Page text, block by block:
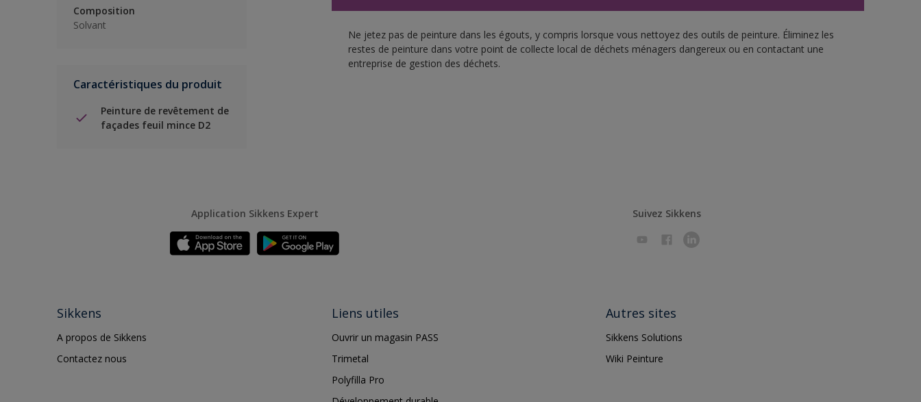
Composition
Solvant
Caractéristiques du produit
Peinture de revêtement de
façades feuil mince D2
Ne jetez pas de peinture dans les égouts, y compris lorsque vous nettoyez des outils de peinture. Éliminez les
restes de peinture dans votre point de collecte local de déchets ménagers dangereux ou en contactant une
entreprise de gestion des déchets.
Application Sikkens Expert Suivez Sikkens
Sikkens
A propos de Sikkens
Contactez nous
Liens utiles
Ouvrir un magasin PASS
Trimetal
Polyfilla Pro
Autres sites
Sikkens Solutions
Wiki Peinture